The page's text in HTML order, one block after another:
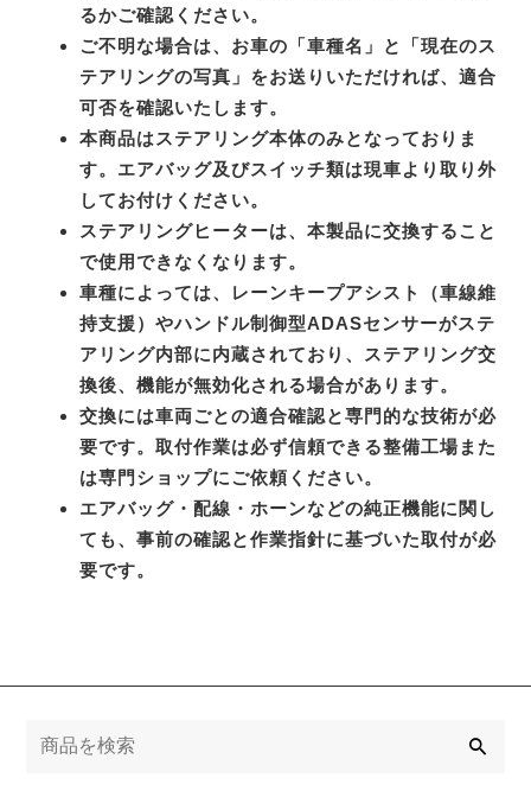
るかご確認ください。
ご不明な場合は、お車の「車種名」と「現在のス
テアリングの写真」をお送りいただければ、適合
可否を確認いたします。
本商品はステアリング本体のみとなっておりま
す。エアバッグ及びスイッチ類は現車より取り外
してお付けください。
ステアリングヒーターは、本製品に交換すること
で使用できなくなります。
車種によっては、レーンキープアシスト（車線維
持支援）やハンドル制御型ADASセンサーがステ
アリング内部に内蔵されており、ステアリング交
換後、機能が無効化される場合があります。
交換には車両ごとの適合確認と専門的な技術が必
要です。取付作業は必ず信頼できる整備工場また
は専門ショップにご依頼ください。
エアバッグ・配線・ホーンなどの純正機能に関し
ても、事前の確認と作業指針に基づいた取付が必
要です。